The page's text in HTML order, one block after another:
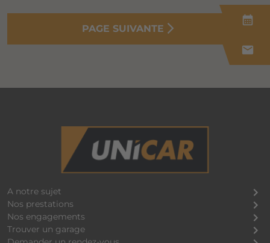
calendar_month
mail
PAGE SUIVANTE
A notre sujet
Nos prestations
Nos engagements
Trouver un garage